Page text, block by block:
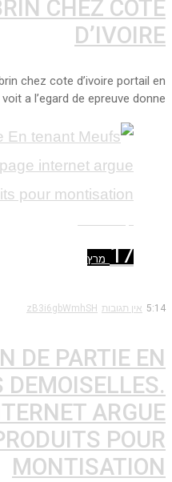
CHEZ COTE
D’IVOIRE
chez cote d’ivoire portail en
a l’egard de epreuve donne
17 מרץ
5:14 אין תגובות zB3i6gbWmhSH
DE PARTIE EN
ARGUE
POUR
MONTISATION